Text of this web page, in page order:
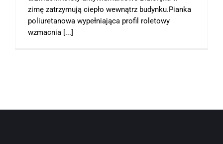
zimę zatrzymują ciepło wewnątrz budynku.Pianka
poliuretanowa wypełniająca profil roletowy
wzmacnia [...]